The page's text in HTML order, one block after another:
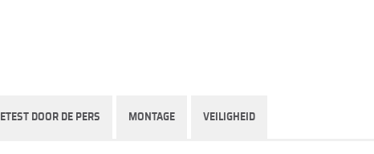
DOOR DE PERS MONTAGE VEILIGHEID